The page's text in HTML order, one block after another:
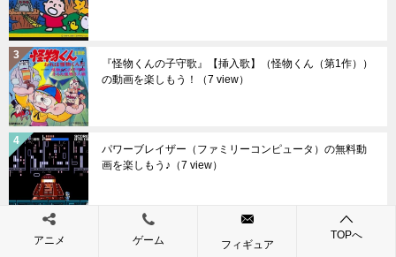
『怪物くんの子守歌』【挿入歌】（怪物くん（第1作））
の動画を楽しもう！
（7 view）
パワーブレイザー（ファミリーコンピュータ）の無料動
画を楽しもう♪ （7 view）
ひょっこりひょうたん島 なぞのかいぞくせん（ファミリ
ーコンピュータ）の無料動画を楽しもう♪
アニメ ゲーム フィギュア
TOPへ